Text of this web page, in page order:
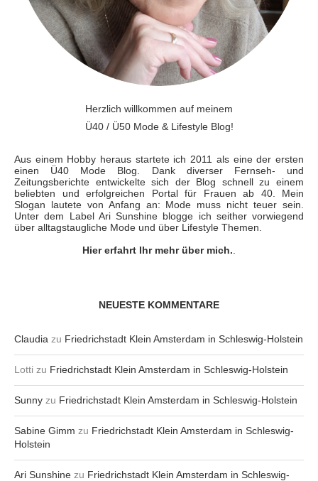
Herzlich willkommen auf meinem
Ü40 / Ü50 Mode & Lifestyle Blog!
Aus einem Hobby heraus startete ich 2011 als eine der ersten
einen Ü40 Mode Blog. Dank diverser Fernseh- und
Zeitungsberichte entwickelte sich der Blog schnell zu einem
beliebten und erfolgreichen Portal für Frauen ab 40. Mein
Slogan lautete von Anfang an: Mode muss nicht teuer sein.
Unter dem Label Ari Sunshine blogge ich seither vorwiegend
über alltagstaugliche Mode und über Lifestyle Themen.
Hier erfahrt Ihr mehr über mich.
NEUESTE KOMMENTARE
Claudia zu Friedrichstadt Klein Amsterdam in Schleswig-Holstein
Lotti zu Friedrichstadt Klein Amsterdam in Schleswig-Holstein
Sunny zu Friedrichstadt Klein Amsterdam in Schleswig-Holstein
Sabine Gimm zu Friedrichstadt Klein Amsterdam in Schleswig-
Holstein
Ari Sunshine zu Friedrichstadt Klein Amsterdam in Schleswig-